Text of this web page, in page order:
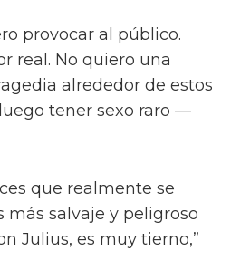
provocar al público.
real. No quiero una
alrededor de estos
tener sexo raro —
que realmente se
más salvaje y peligroso
Julius, es muy tierno,”